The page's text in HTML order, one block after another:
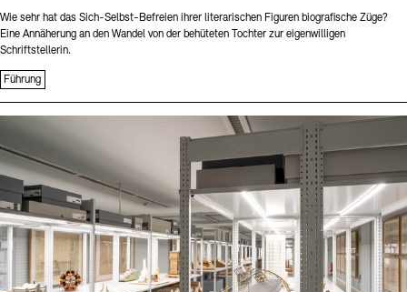
Wie sehr hat das Sich-Selbst-Befreien ihrer literarischen Figuren biografische Züge?
Eine Annäherung an den Wandel von der behüteten Tochter zur eigenwilligen
Schriftstellerin.
Führung